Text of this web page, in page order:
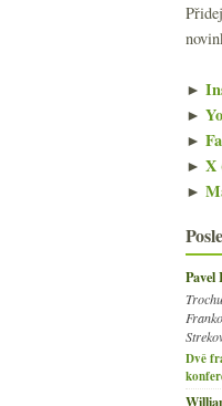
►
►
►
► X
►
Pavel
Dvě